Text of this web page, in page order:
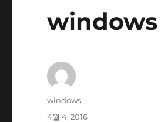
windows
글
쓴
windows
작
4월 4, 2016